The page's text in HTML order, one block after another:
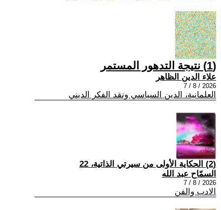
(1) نتيجة التدهور المستمر
علاء الدين الظاهر
2026 / 8 / 7
العلمانية، الدين السياسي ونقد الفكر الديني
(2) الحكاية الأولى من سيرتي الذاتية، 22
السمّاح عبد الله
2026 / 8 / 7
الادب والفن